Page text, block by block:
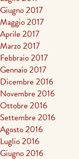
Giugno 2017
Maggio 2017
Aprile 2017
Marzo 2017
Febbraio 2017
Gennaio 2017
Dicembre 2016
Novembre 2016
Ottobre 2016
Settembre 2016
Agosto 2016
Luglio 2016
Giugno 2016